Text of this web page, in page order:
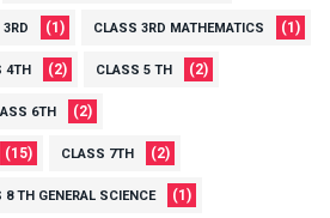
(1) CLASS 3RD MATHEMATICS (1)
4TH (2) CLASS 5 TH (2)
6TH (2)
(15) CLASS 7TH (2)
8 TH GENERAL SCIENCE (1)